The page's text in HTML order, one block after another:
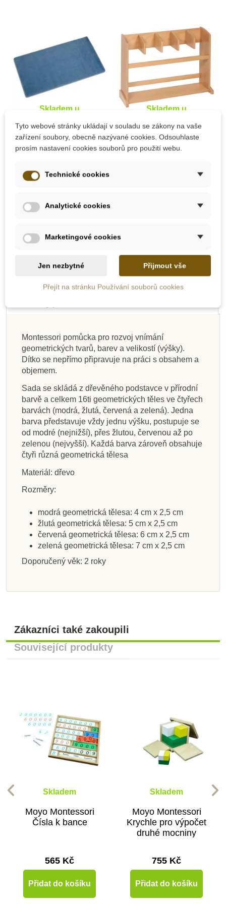
Skladem u
Nienhuis - Kobereček
– světle modrý
Přidat do košíku
Skladem u
Nienhuis - Stojan na
5 koberců
Do školy
Skladem
Moyo Montessori
Barevné
trojúhelníkové cihly
315 Kč350 Kč
Přidat do košíku
Na dotaz
Barevné schody
1 027 Kč
Zobrazit detail
Skladem
Moyo Montessori
Hranoly v krabici (pro
hnědé schody)
489 Kč
Přidat do košíku
Na dotaz
Růžová věž -
zmenšená verze
565 Kč
Zobrazit detail
Skladem
Moyo Montessori
Válečky s úchyty -
zmenšená verze
565 Kč
Přidat do košíku
Do školy
Skladem
Různobarevné cihly,
různé tvary
315 Kč350 Kč
Přidat do košíku
Do školy
Skladem
Moyo Montessori
Cihly s různými tvary
uvnitř
329 Kč365 Kč
Přidat do košíku
Do školy
Skladem
Barevné kruhové
cihly s různými tvary
uvnitř
329 Kč365 Kč
Přidat do košíku
Popis
Montessori pomůcka pro rozvoj vnímání
geometrických tvarů, barev a velikostí (výšky).
Dítko se nepřímo připravuje na práci s obsahem a
objemem.
Sada se skládá z dřevěného podstavce v přírodní
barvě a celkem 16ti geometrických těles ve čtyřech
barvách (modrá, žlutá, červená a zelená). Jedna
barva představuje vždy jednu výšku, postupuje se
od modré (nejnižší), přes žlutou, červenou až po
zelenou (nejvyšší). Každá barva zároveň obsahuje
čtyři různá geometrická tělesa
Materiál: dřevo
Rozměry:
modrá geometrická tělesa: 4 cm x 2,5 cm
žlutá geometrická tělesa: 5 cm x 2,5 cm
červená geometrická tělesa: 6 cm x 2,5 cm
zelená geometrická tělesa: 7 cm x 2,5 cm
Doporučený věk: 2 roky
Zákazníci také zakoupili
Související produkty
Skladem
Moyo Montessori
Čísla k bance
565 Kč
Přidat do košíku
Skladem
Moyo Montessori
Krychle pro výpočet
druhé mocniny
755 Kč
Přidat do košíku
Tyto webové stránky ukládají v souladu se zákony na vaše
zařízení soubory, obecně nazývané cookies. Odsouhlaste
prosím nastavení cookies souborů pro použití webu.
Technické cookies
Analytické cookies
Marketingové cookies
Jen nezbytné Přijmout vše
Přejít na stránku Používání souborů cookies